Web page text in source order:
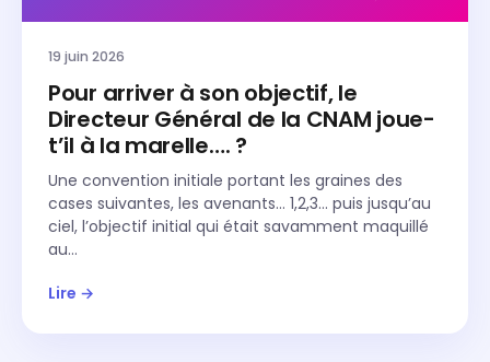
19 juin 2026
Pour arriver à son objectif, le
Directeur Général de la CNAM joue-
t’il à la marelle…. ?
Une convention initiale portant les graines des
cases suivantes, les avenants… 1,2,3… puis jusqu’au
ciel, l’objectif initial qui était savamment maquillé
au…
Lire →